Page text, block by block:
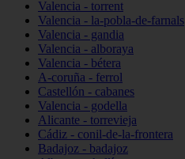
Valencia - torrent
Valencia - la-pobla-de-farnals
Valencia - gandia
Valencia - alboraya
Valencia - bétera
A-coruña - ferrol
Castellón - cabanes
Valencia - godella
Alicante - torrevieja
Cádiz - conil-de-la-frontera
Badajoz - badajoz